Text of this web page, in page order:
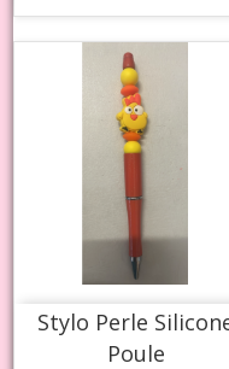
Stylo Perle
Poule